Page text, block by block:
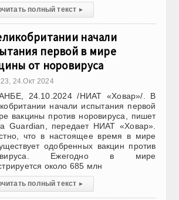
полный текст ▸
начали
первой в мире
от норовируса
24.Окт 2024
24.10.2024 /НИАТ «Ховар»/. В
начали испытания первой
вакцины против норовируса, пишет
Guardian, передает НИАТ «Ховар».
что в настоящее время в мире
одобренных вакцин против
Ежегодно в мире
около 685 млн
полный текст ▸